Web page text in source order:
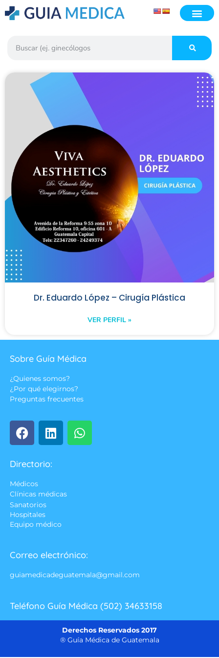
Dr. Eduardo López – Cirugía Plástica
VER PERFIL »
Sobre Guía Médica
¿Quienes somos?
¿Por qué elegirnos?
Preguntas frecuentes
Directorio:
Médicos
Clínicas médicas
Sanatorios
Hospitales
Equipo médico
Correo electrónico:
guiamedicadeguatemala@gmail.com
Teléfono Guía Médica (502) 34633158
Derechos Reservados 2017
® Guía Médica de Guatemala